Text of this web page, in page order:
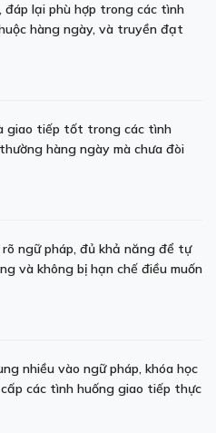
đáp lại phù hợp trong các tình
hàng ngày, và truyền đạt
giao tiếp tốt trong các tình
hàng ngày mà chưa đòi
rõ ngữ pháp, đủ khả năng để tự
và không bị hạn chế điều muốn
nhiều vào ngữ pháp, khóa học
các tình huống giao tiếp thực